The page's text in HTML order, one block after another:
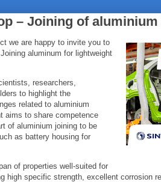
– Joining of
we are happy to invite you to
aluminum for lightweight
researchers,
to highlight the
related to aluminium
aims to share competence
of aluminium joining to be
as battery housing for
of properties well-suited for
high specific strength, excellent corrosion